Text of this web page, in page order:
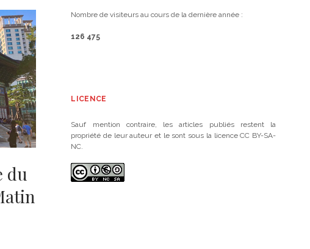
du
Nombre de visiteurs au cours de la dernière année :
126 475
LICENCE
Sauf mention contraire, les articles publiés restent la
propriété de leur auteur et le sont sous la licence CC BY-SA-
NC.